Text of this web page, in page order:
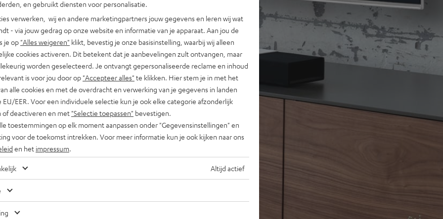
speakers voor een
high res,
op de televisie met één
nachtmodus
Home-serie of de
31 beoordelingen)
en gebruikt diensten voor personalisatie.
verwerken, wij en andere marketingpartners jouw gegevens en leren wij wat
- via jouw gedrag op onze website en informatie van je apparaat. Aan jou de
je op "Alles weigeren" klikt, bevestig je onze basisinstelling, waarbij wij alleen
cookies activeren. Dit betekent dat je aanbevelingen zult ontvangen, maar
worden geselecteerd. Je ontvangt gepersonaliseerde reclame en inhoud
is voor jou door op "Accepteer alles" te klikken. Hier stem je in met het
alle cookies en met de overdracht en verwerking van je gegevens in landen
EU/EER. Voor een individuele selectie kun je ook elke categorie afzonderlijk
of deactiveren en met "Selectie toepassen" bevestigen.
toestemmingen op elk moment aanpassen onder "Gegevensinstellingen" en
voor de toekomst intrekken. Voor meer informatie kun je ook kijken naar ons
en het impressum
Altijd actief